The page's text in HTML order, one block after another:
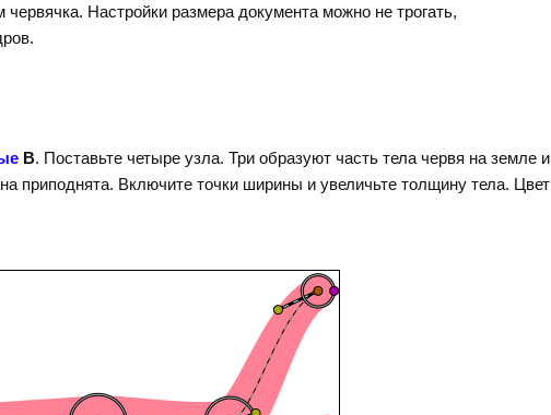
Настройки размера документа можно не трогать,
В. Поставьте четыре узла. Три образуют часть тела червя на земле и
приподнята. Включите точки ширины и увеличьте толщину тела. Цвет